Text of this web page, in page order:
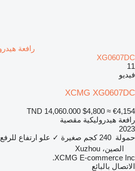
XG0607DC
11
فيديو
XCMG XG0607DC
TND 14,060.000 $4,800 ≈ €4,154
رافعة هيدروليكية مقصية
2023
حمولة 240 كجم صغيرة ✓ علو ارتفاع للرفع
الصين، Xuzhou
XCMG E-commerce Inc.
الاتصال بالبائع